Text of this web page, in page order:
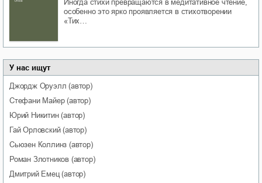
Иногда стихи превращаются в медитативное чтение,
особенно это ярко проявляется в стихотворении
«Тих…
У нас ищут
Джордж Оруэлл (автор)
Стефани Майер(автор)
Юрий Никитин(автор)
Гай Орловский(автор)
Сьюзен Коллинз (автор)
Роман Злотников (автор)
Дмитрий Емец(автор)